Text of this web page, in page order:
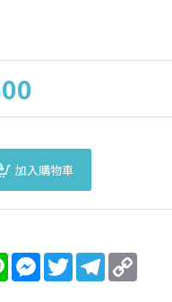
加入購物車
LineMessenger
TwitterTelegram